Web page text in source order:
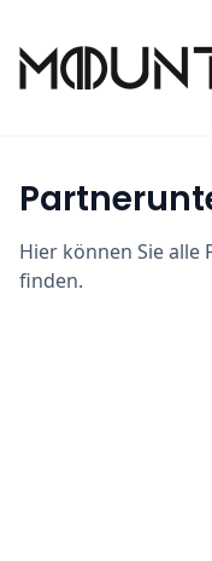
Hier können Sie
finden.